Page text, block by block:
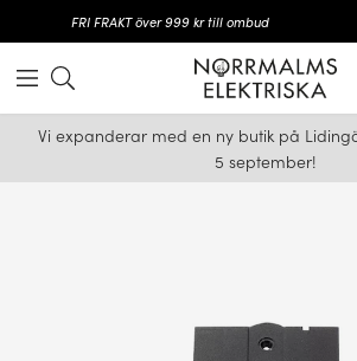
FRI FRAKT över 999 kr till ombud
Vi expanderar med en ny butik på
5 september!